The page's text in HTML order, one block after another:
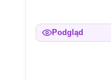
Podgląd